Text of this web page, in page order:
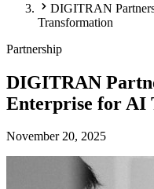
DIGITRAN
Transformation
Partnership
DIGITRAN
Enterprise for AI
November 20, 2025